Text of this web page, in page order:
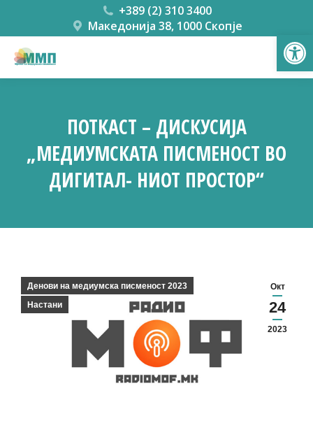
+389 (2) 310 3400
Македонија 38, 1000 Скопје
ПОТКАСТ – ДИСКУСИЈА
„МЕДИУМСКАТА ПИСМЕНОСТ ВО
ДИГИТАЛ- НИОТ ПРОСТОР“
Окт
24
2023
Денови на медиумска писменост 2023
Настани